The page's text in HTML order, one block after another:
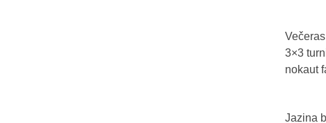
3×3
nokaut
Jazina